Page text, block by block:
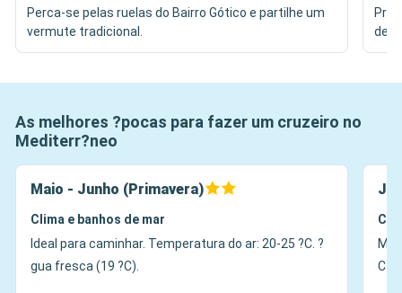
Perca-se pelas ruelas do Bairro Gótico e partilhe um
vermute tradicional.
de
As melhores ?pocas para fazer um cruzeiro no
Mediterr?neo
Maio - Junho (Primavera)
Clima e banhos de mar
Ideal para caminhar. Temperatura do ar: 20-25 ?C. ?
gua fresca (19 ?C).
C+.